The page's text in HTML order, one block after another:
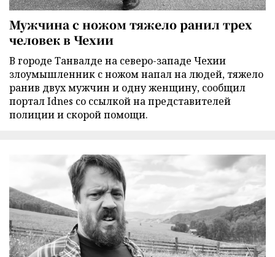
Мужчина с ножом тяжело ранил трех
человек в Чехии
В городе Танвалде на северо-западе Чехии
злоумышленник с ножом напал на людей, тяжело
ранив двух мужчин и одну женщину, сообщил
портал Idnes со ссылкой на представителей
полиции и скорой помощи.